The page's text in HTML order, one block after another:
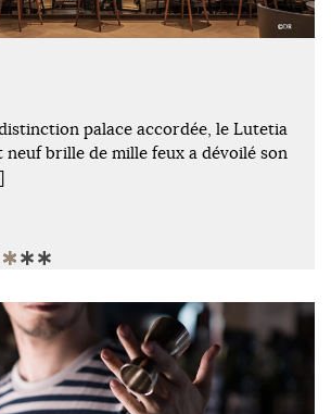
palace accordée, le Lutetia
brille de mille feux a dévoilé son